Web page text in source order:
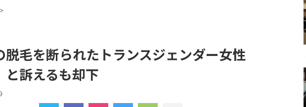
>
脱毛を断られたトランスジェンダー女性
と訴えるも却下